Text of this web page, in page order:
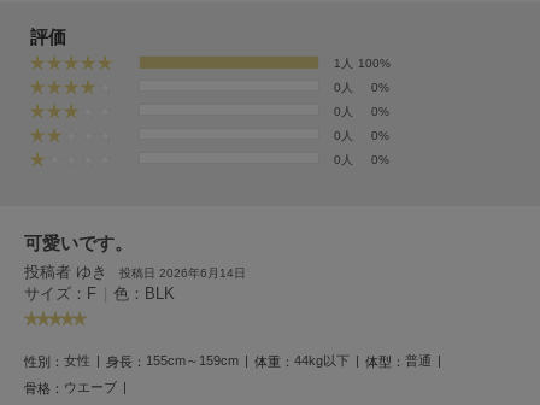
gelato pique
ジェラート ピケ
GELATO PIQUE CAT&DOG
ジェラート ピケ キャットアンドドッグ
gelato pique Sleep
GRAMICCI
グラミチ
へノン
評価
1人
100%
0人
0%
0人
0%
0人
0%
0人
0%
可愛いです。
投稿者 ゆき 投稿日 2026年6月14日
サイズ：F | 色：BLK
性別： 女性 身長： 155cm～159cm 体重： 44kg以下 体型： 普通
骨格： ウエーブ